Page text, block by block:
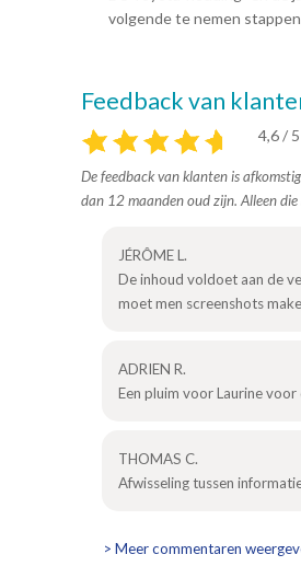
volgende te nemen
Feedback van
4,6 / 5
De feedback van klanten is
dan 12 maanden oud zijn. Alleen
JÉRÔME L.
De inhoud voldoet aan de
moet men screenshots
ADRIEN R.
Een pluim voor Laurine
THOMAS C.
Afwisseling tussen
> Meer commentaren